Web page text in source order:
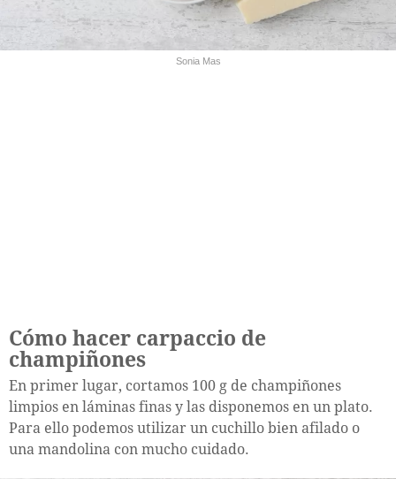
Sonia Mas
Cómo hacer carpaccio de
champiñones
En primer lugar, cortamos 100 g de champiñones
limpios en láminas finas y las disponemos en un plato.
Para ello podemos utilizar un cuchillo bien afilado o
una mandolina con mucho cuidado.